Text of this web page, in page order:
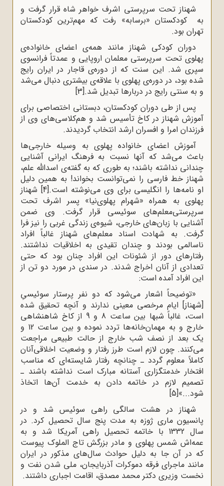
شهناز تحت سرپرستی اشرف خواهر شاه قرار گرفت و
به کودکستان «برسابه» رفت که مهم‌ترین کودکستان
تهران بود.
دوران کودکی شهناز مانند همه‌ی اعضای خانواده‌ی
پهلوی تحت سرپرستی معلمان اروپایی و عمدتاً فرانسوی
سپری شد. این سنت که از دوره‌ی قاجار در ایران رایج
شده بود، در دوره‌ی پهلوی با علاقه‌ی بیشتری دنبال می‌شد
و به سنتی رایج در دربار‌ها تبدیل شد.[3]
پس از طی دوران کودکستان، دبستانی اختصاصی برای
آموزش شهناز در کاخ تأسیس شد و هم‌کلاسی‌های وی از
فرزندان امرا و افسران ارشد انتخاب گردیدند.
آموزش اعضای خانواده پهلوی به وسیله خارجی‌ها
باعث می‌شد که آنها نسبت به فرهنگ ایرانی آشنایی
چندانی نداشته باشند؛ به طوری که به گفته‌ی اسدالله علم،
شهناز خط فارسی را نمی‌توانست بخواند! به همین دلیل
او نامه‌ها را انگلیسی برای وی می‌نوشته است.[4] شهناز
پهلوی به همراه «شهرام پهلوی‌نیا» پسر اشرف تحت
سرپرستی‌معلم‌های سوئیسی قرار گرفت. وی ضمن
آشنایی با زبان‌های خارجی، شیوه‌ی زندگی غربی را نیز فرا
گرفت. به شهادت اسناد معلم‌های شهناز غالباً افراد
ناسالمی بودند و چندان ‌تقیدی به اخلاقیات نداشتند.
رفتار‌های دور از شئونات این افراد چنان بود که حتی
تعدادی از آنان اخراج شدند. در سندی در مورد دو تن از
این افراد آمده است:
«توضیحاً اشعار می‌شود که دو نفر پرستار سوئیسیِ
[شهناز] ایام مرخصی معینی ندارند و آنچه تحقیق شده
است، غالباً شبها بین ساعت 8 و 9 از کاخ شاهنشاهی
‌خارج و به مهمان‌خانه‌ها تردد نموده و بین ساعت 12 و
یک بعد از نصف شب خارج از حالت طبیعی مراجعت
می‌کنند. چون لازم است طرز رفتار و وضعیت اخلاقی‌آنان
کاملاً معلوم گردد ـ چنانچه رفتار شایسته‌ای که مناسب
افتخار خدمتگزاری‌ آستانه مبارک است نداشته باشند ـ
تصمیم لازم در خاتمه دادن به خدمت آن‌ها اتخاذ
شود...»[5]
شهناز در هشت سالگی راهی سوئیس شد و در
پانسیون ماری ژوزه به مدت پنج سال تحصیل کرد. در
سال 1332 با خاتمه تحصیل راهی آمریکا شد و به
عمه‌اش شمس پهلوی و مادر بزرگش تاج الملوک پیوست
که در آن جا به دلیل حوادث سال‌های مذکور در ایران
مانند ماجرای فرقه دموکرات آذربایجان، ملی شدن نفت و
نخست وزیری دکتر محمد مصدق، اقامت اجباری داشتند.